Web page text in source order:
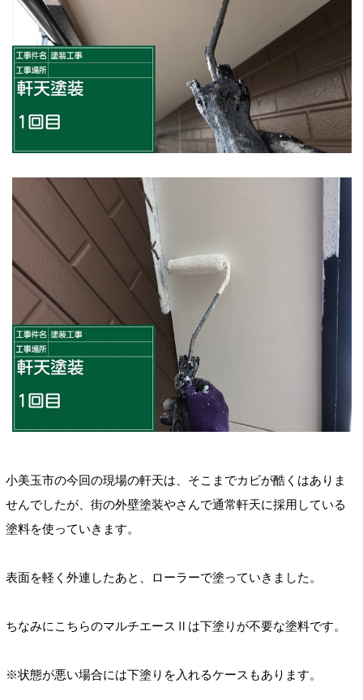
小美玉市の今回の現場の軒天は、そこまでカビが酷くはありま
せんでしたが、街の外壁塗装やさんで通常軒天に採用している
塗料を使っていきます。
表面を軽く外連したあと、ローラーで塗っていきました。
ちなみにこちらのマルチエースⅡは下塗りが不要な塗料です。
※状態が悪い場合には下塗りを入れるケースもあります。